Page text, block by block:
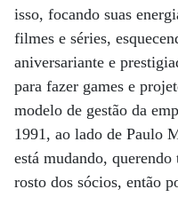
isso, focando suas
filmes e séries,
aniversariante e
para fazer games e
modelo de gestão da
1991, ao lado de Paulo
está mudando,
rosto dos sócios, então